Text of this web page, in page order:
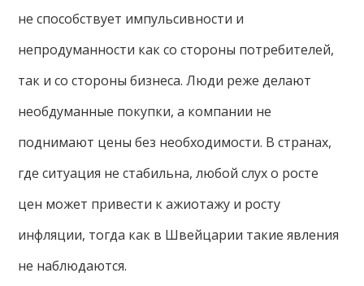
не способствует импульсивности и
непродуманности как со стороны потребителей,
так и со стороны бизнеса. Люди реже делают
необдуманные покупки, а компании не
поднимают цены без необходимости. В странах,
где ситуация не стабильна, любой слух о росте
цен может привести к ажиотажу и росту
инфляции, тогда как в Швейцарии такие явления
не наблюдаются.